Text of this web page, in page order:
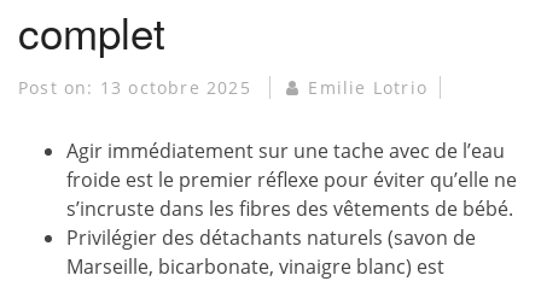
complet
Post on: 13 octobre 2025 Emilie Lotrio
Agir immédiatement sur une tache avec de l’eau
froide est le premier réflexe pour éviter qu’elle ne
s’incruste dans les fibres des vêtements de bébé.
Privilégier des détachants naturels (savon de
Marseille, bicarbonate, vinaigre blanc) est